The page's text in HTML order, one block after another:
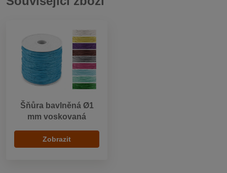
Šňůra bavlněná Ø1
mm voskovaná
Zobrazit